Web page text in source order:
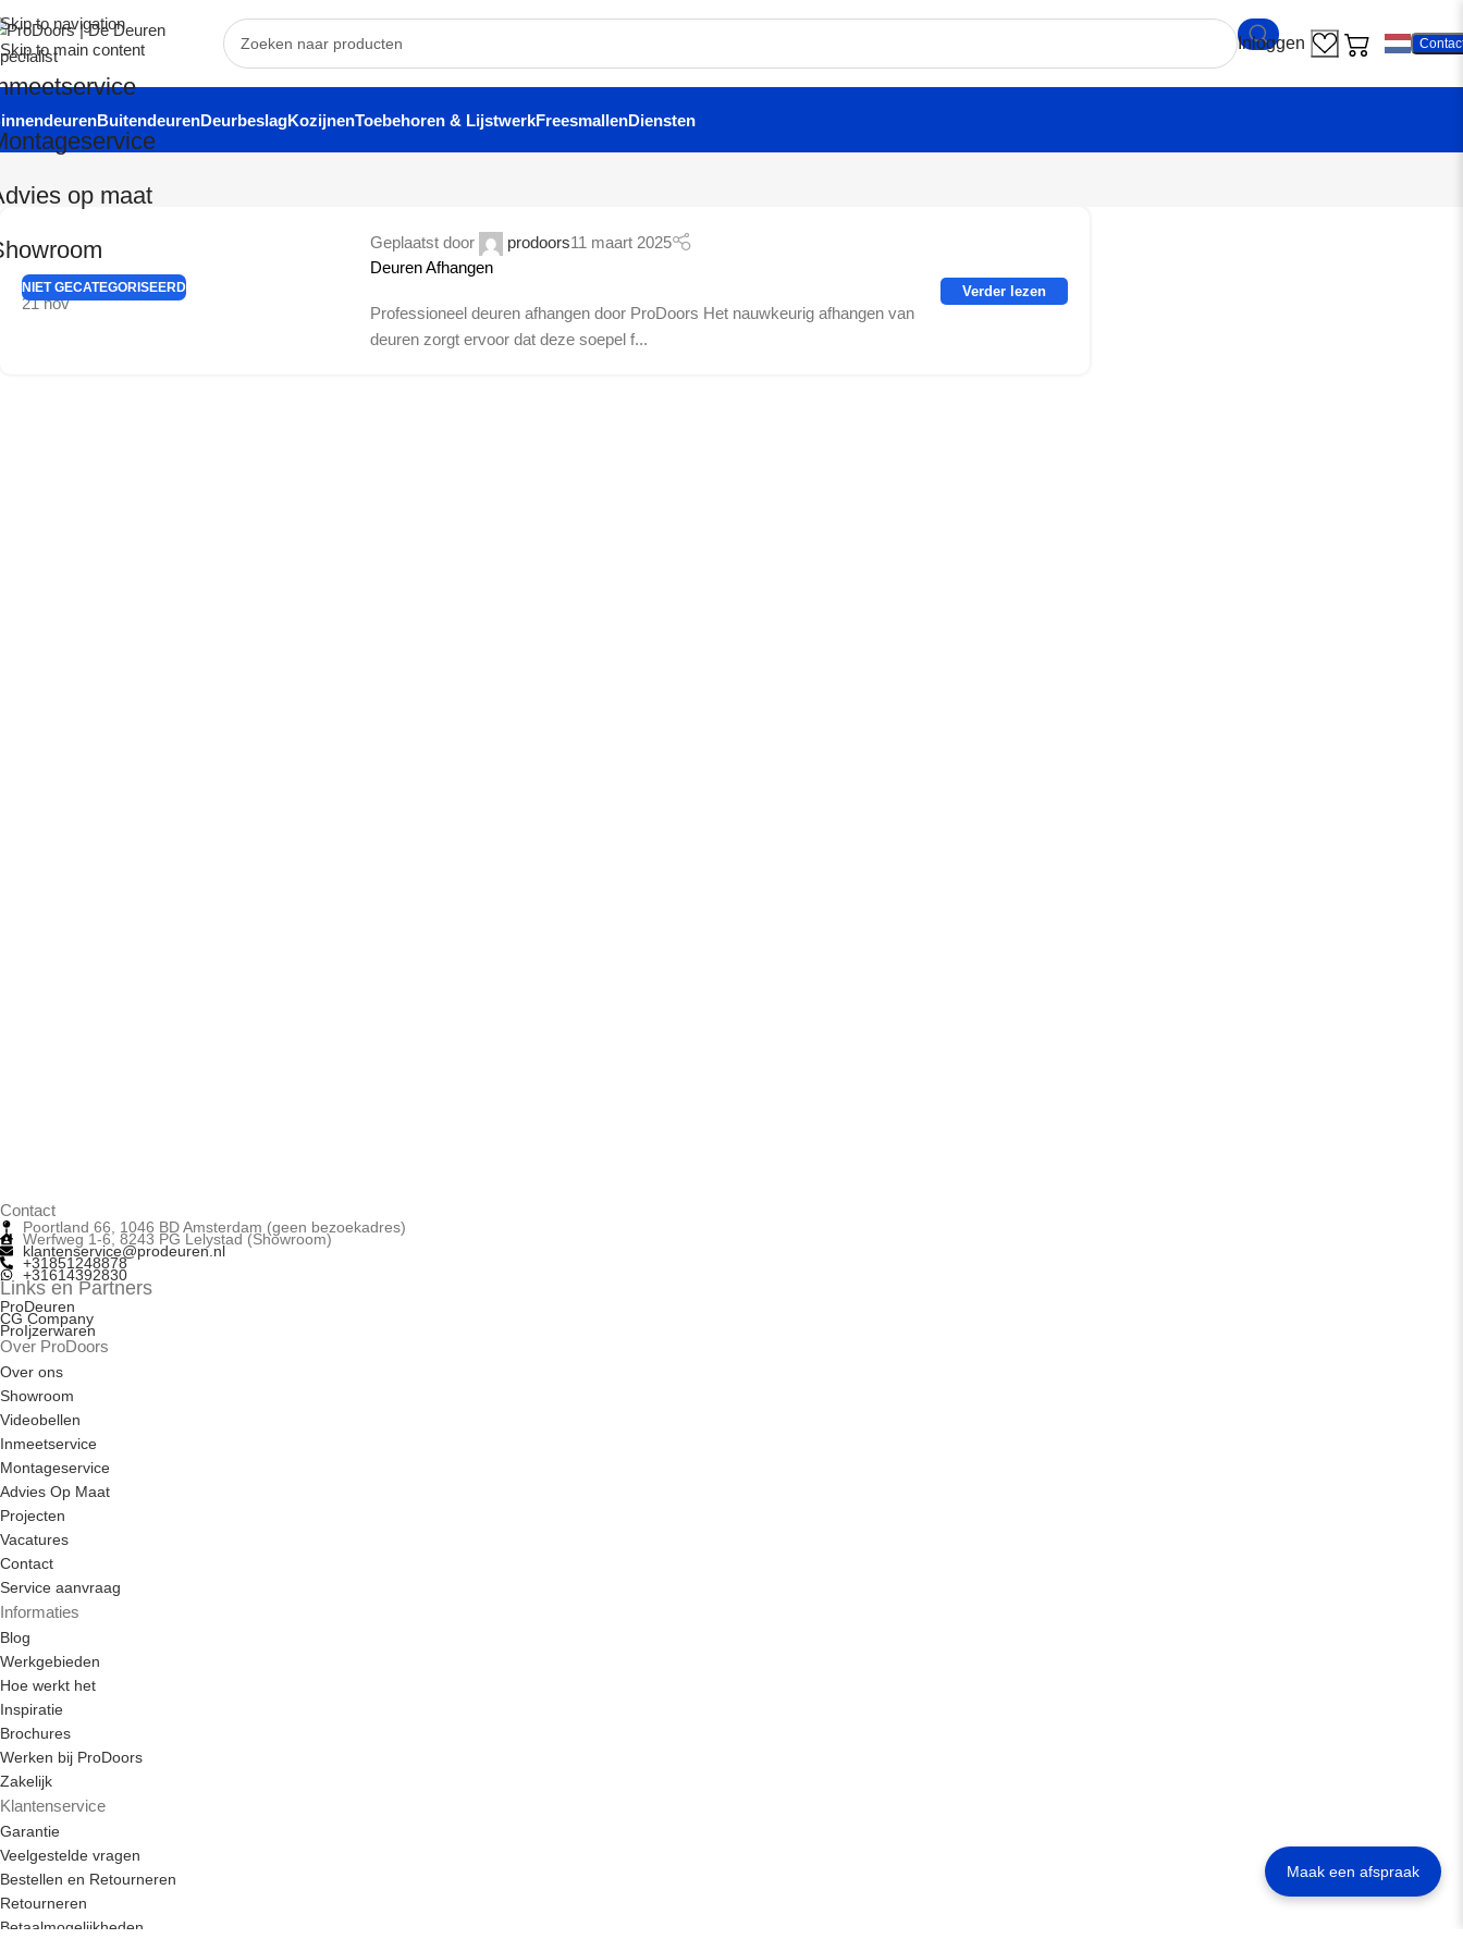
Skip to navigation
Skip to main content
BuitendeurenDeurbeslagKozijnenToebehoren & LijstwerkFreesmallenDiensten
op maat
21nov
NIET GECATEGORISEERD
Geplaatst door prodoors11 maart 2025
Deuren Afhangen
Professioneel deuren afhangen door ProDoors Het nauwkeurig afhangen van
deuren zorgt ervoor dat deze soepel f...
Verder lezen
Contact
Poortland 66, 1046 BD Amsterdam (geen bezoekadres)
Werfweg 1-6, 8243 PG Lelystad (Showroom)
klantenservice@prodeuren.nl
+31851248878
+31614392830
Links en Partners
ProDeuren
CG Company
ProIjzerwaren
Over ProDoors
Over ons
Showroom
Videobellen
Inmeetservice
Montageservice
Advies Op Maat
Projecten
Vacatures
Contact
Service aanvraag
Informaties
Blog
Werkgebieden
Hoe werkt het
Inspiratie
Brochures
Werken bij ProDoors
Zakelijk
Klantenservice
Garantie
Veelgestelde vragen
Bestellen en Retourneren
Retourneren
Betaalmogelijkheden
Maak een afspraak